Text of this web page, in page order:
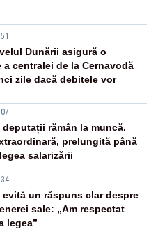
Dunării asigură o
centralei de la Cernavodă
zile dacă debitele vor
rămân la muncă.
prelungită până
salarizării
un răspuns clar despre
sale: „Am respectat
legea”